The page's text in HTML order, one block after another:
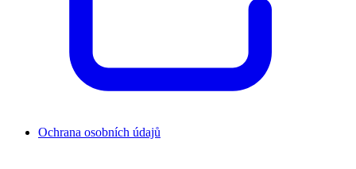
Ochrana osobních údajů